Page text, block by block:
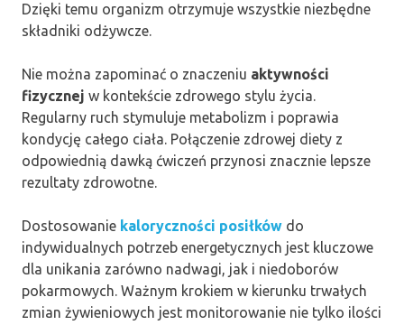
Dzięki temu organizm otrzymuje wszystkie niezbędne
składniki odżywcze.
Nie można zapominać o znaczeniu aktywności
fizycznej w kontekście zdrowego stylu życia.
Regularny ruch stymuluje metabolizm i poprawia
kondycję całego ciała. Połączenie zdrowej diety z
odpowiednią dawką ćwiczeń przynosi znacznie lepsze
rezultaty zdrowotne.
Dostosowanie kaloryczności posiłków do
indywidualnych potrzeb energetycznych jest kluczowe
dla unikania zarówno nadwagi, jak i niedoborów
pokarmowych. Ważnym krokiem w kierunku trwałych
zmian żywieniowych jest monitorowanie nie tylko ilości